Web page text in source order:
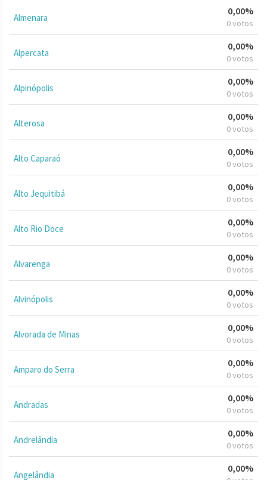
Almenara
0,00%
0 votos
Alpercata
0,00%
0 votos
Alpinópolis
0,00%
0 votos
Alterosa
0,00%
0 votos
Alto Caparaó
0,00%
0 votos
Alto Jequitibá
0,00%
0 votos
Alto Rio Doce
0,00%
0 votos
Alvarenga
0,00%
0 votos
Alvinópolis
0,00%
0 votos
Alvorada de Minas
0,00%
0 votos
Amparo do Serra
0,00%
0 votos
Andradas
0,00%
0 votos
Andrelândia
0,00%
0 votos
Angelândia
0,00%